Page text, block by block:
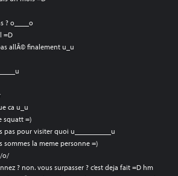
? o____o
=D
allÃ© finalement u_u
ca u_u
squatt =)
pas pour visiter quoi u__________u
la meme personne =)
o/
? non. vous surpasser ? c’est deja fait =D hm